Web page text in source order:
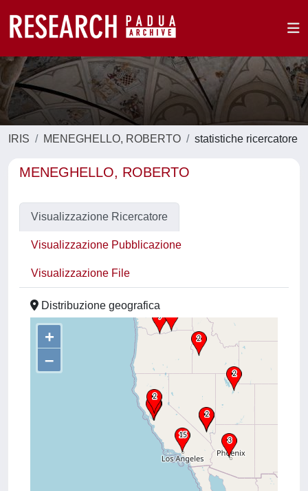
IRIS MENEGHELLO, ROBERTO statistiche ricercatore
MENEGHELLO, ROBERTO
Visualizzazione Ricercatore
Visualizzazione Pubblicazione
Visualizzazione File
Distribuzione geografica
+
–